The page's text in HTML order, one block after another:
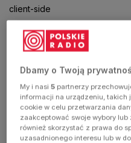
client-side
exception
has
occurred
(see the
Dbamy o Twoją
My i nasi5 partnerzy
informacji na urządzeniu, takich
cookie w celu przetwarzania
zaakceptować swoje wybory
również skorzystać z prawa do
uzasadnionego interesu lub w